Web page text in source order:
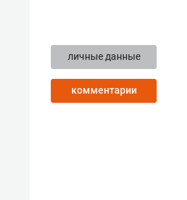
личные данные
комментарии